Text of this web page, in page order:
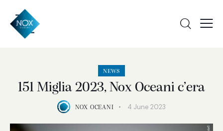
NEWS
151 Miglia 2023, Nox Oceani c’era
NOX OCEANI 4 June 2023